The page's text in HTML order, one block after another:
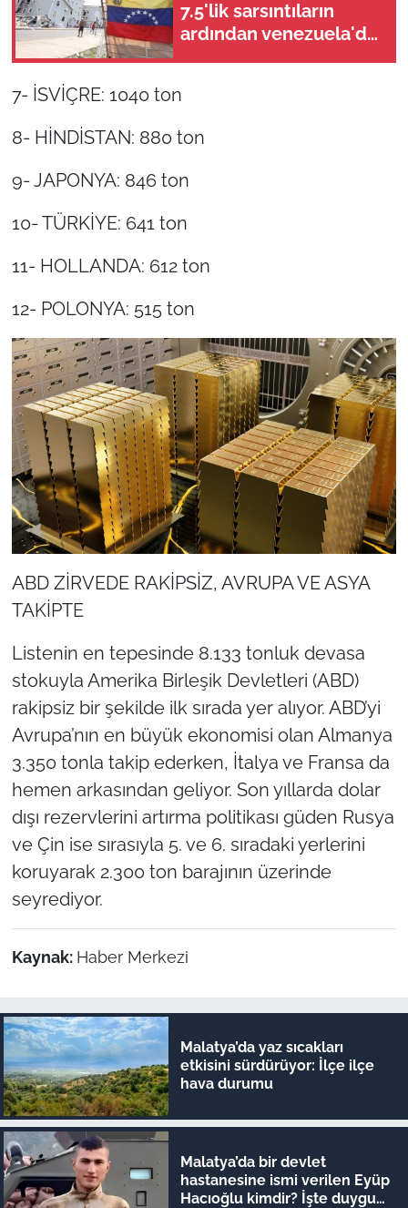
7.5'lik sarsıntıların
ardından venezuela'da
7- İSVİÇRE: 1040 ton
8- HİNDİSTAN: 880 ton
9- JAPONYA: 846 ton
10- TÜRKİYE: 641 ton
11- HOLLANDA: 612 ton
12- POLONYA: 515 ton
ABD ZİRVEDE RAKİPSİZ, AVRUPA VE ASYA
TAKİPTE
Listenin en tepesinde 8.133 tonluk devasa
stokuyla Amerika Birleşik Devletleri (ABD)
rakipsiz bir şekilde ilk sırada yer alıyor. ABD’yi
Avrupa’nın en büyük ekonomisi olan Almanya
3.350 tonla takip ederken, İtalya ve Fransa da
hemen arkasından geliyor. Son yıllarda dolar
dışı rezervlerini artırma politikası güden Rusya
ve Çin ise sırasıyla 5. ve 6. sıradaki yerlerini
koruyarak 2.300 ton barajının üzerinde
seyrediyor.
Kaynak: Haber Merkezi
Malatya’da yaz sıcakları
etkisini sürdürüyor: İlçe ilçe
hava durumu
Malatya’da bir devlet
hastanesine ismi verilen Eyüp
Hacıoğlu kimdir? İşte duygu